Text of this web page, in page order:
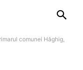
comunei Hăghig,